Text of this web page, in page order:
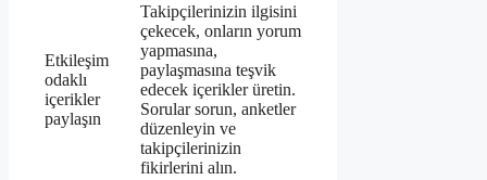
Etkileşim
odaklı
içerikler
paylaşın
Takipçilerinizin ilgisini
çekecek, onların yorum
yapmasına,
paylaşmasına teşvik
edecek içerikler üretin.
Sorular sorun, anketler
düzenleyin ve
takipçilerinizin
fikirlerini alın.